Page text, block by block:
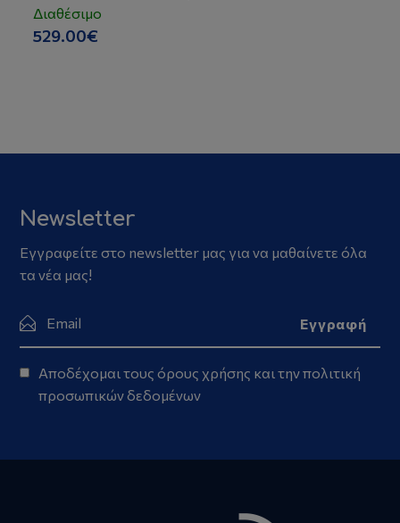
Διαθέσιμο
529.00€
Newsletter
Εγγραφείτε στο newsletter μας για να μαθαίνετε όλα
τα νέα μας!
Αποδέχομαι τους όρους χρήσης και τηνπολιτική
προσωπικών δεδομένων